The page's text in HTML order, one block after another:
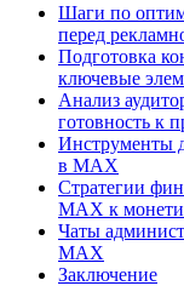
Шаги по
перед
Подготовка
ключевые
Анализ
готовность к
Инструменты
в MAX
Стратегии
MAX к
Чаты
MAX
Заключение